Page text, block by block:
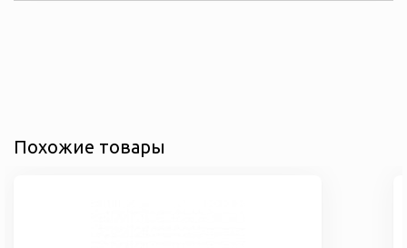
Похожие товары